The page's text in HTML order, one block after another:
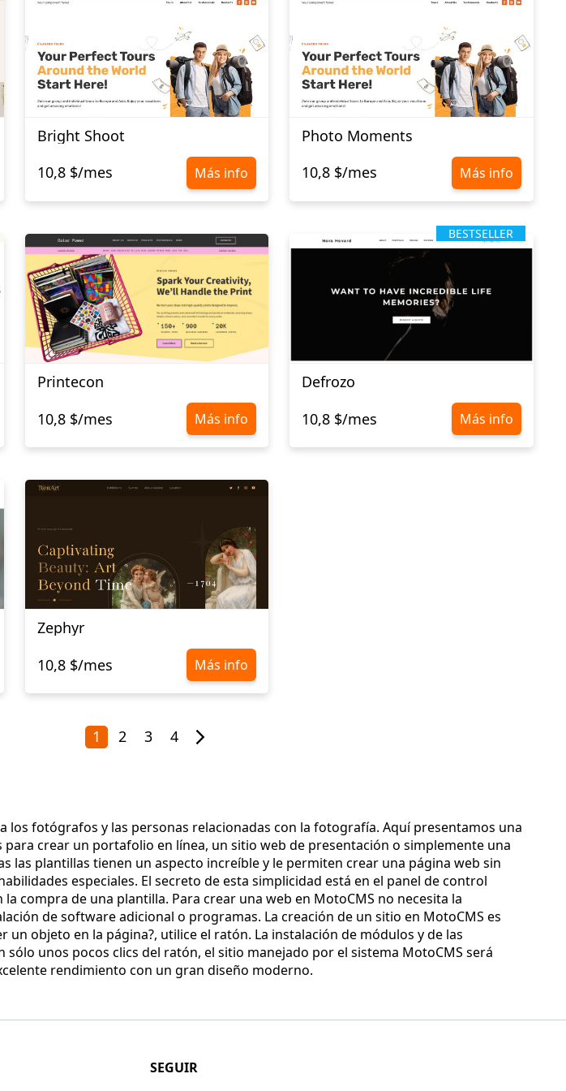
Bright Shoot
10,8 $/mes
Más info
Photo Moments
10,8 $/mes
Más info
Printecon
10,8 $/mes
Más info
BESTSELLER
Defrozo
10,8 $/mes
Más info
Zephyr
10,8 $/mes
Más info
1 2 3 4
los fotógrafos y las personas relacionadas con la fotografía. Aquí presentamos una
para crear un portafolio en línea, un sitio web de presentación o simplemente una
las plantillas tienen un aspecto increíble y le permiten crear una página web sin
especiales. El secreto de esta simplicidad está en el panel de control
compra de una plantilla. Para crear una web en MotoCMS no necesita la
de software adicional o programas. La creación de un sitio en MotoCMS es
objeto en la página?, utilice el ratón. La instalación de módulos y de las
sólo unos pocos clics del ratón, el sitio manejado por el sistema MotoCMS será
rendimiento con un gran diseño moderno.
SEGUIR